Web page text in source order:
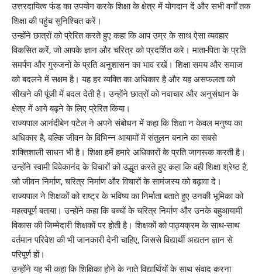
उत्तरदायित्व फंड का उपयोग करके शिक्षा के क्षेत्र में योगदान दें और सभी वर्गों तक
शिक्षा की पहुंच सुनिश्चित करें।
उन्होंने छात्रों को प्रेरित करते हुए कहा कि आप उम्र के साथ ऐसा व्यवहार
विकसित करें, जो आपके ज्ञान और चरित्र को प्रदर्शित करे। माता-पिता के प्रति
समर्पण और गुरुजनों के प्रति अनुशासन का भाव रखें। शिक्षा समय और समाज
को बदलने में सक्षम है। यह हर व्यक्ति का अधिकार है और यह असफलता को
सीखने की पूंजी में बदल देती है। उन्होंने छात्रों को नवाचार और अनुसंधान के
क्षेत्र में आगे बढ़ने के लिए प्रेरित किया।
राज्यपाल आनंदीबेन पटेल ने अपने संबोधन में कहा कि शिक्षा न केवल मनुष्य का
अधिकार है, बल्कि जीवन के विभिन्न आयामों में संतुलन बनाने का सबसे
शक्तिशाली साधन भी है। शिक्षा हमें हमारे अधिकारों के प्रति जागरूक करती है।
उन्होंने स्वामी विवेकानंद के विचारों को उद्धृत करते हुए कहा कि वही शिक्षा श्रेष्ठ है,
जो जीवन निर्माण, चरित्र निर्माण और विचारों के सामंजस्य को बढ़ावा दे।
राज्यपाल ने शिक्षकों को राष्ट्र के भविष्य का निर्माता बताते हुए उनकी भूमिका को
महत्वपूर्ण बताया। उन्होंने कहा कि बच्चों के चरित्र निर्माण और उनके बहुआयामी
विकास की जिम्मेदारी शिक्षकों पर होती है। शिक्षकों को पाठ्यक्रम के साथ-साथ
वर्तमान परिवेश की भी जानकारी देनी चाहिए, जिससे विद्यार्थी अद्यतन ज्ञान से
परिपूर्ण हों।
उन्होंने यह भी कहा कि शिक्षिका होने के नाते विद्यार्थियों के साथ संवाद करना